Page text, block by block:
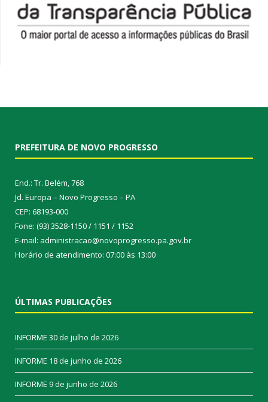
PREFEITURA DE NOVO PROGRESSO
End.: Tr. Belém, 768
Jd. Europa – Novo Progresso – PA
CEP: 68193-000
Fone: (93) 3528-1150 / 1151 / 1152
E-mail: administracao@novoprogresso.pa.gov.br
Horário de atendimento: 07:00 às 13:00
ÚLTIMAS PUBLICAÇÕES
INFORME 30 de julho de 2026
INFORME 18 de junho de 2026
INFORME 9 de junho de 2026